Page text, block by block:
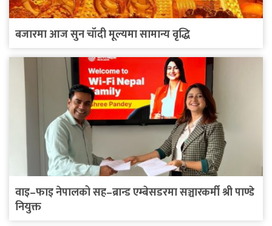
बजारमा आज सुन चाँदी मूल्यमा सामान्य वृद्धि
वाइ–फाइ नेपालको सह–ब्रान्ड एम्बेसडरमा सञ्चारकर्मी श्री पाण्डे
नियुक्त